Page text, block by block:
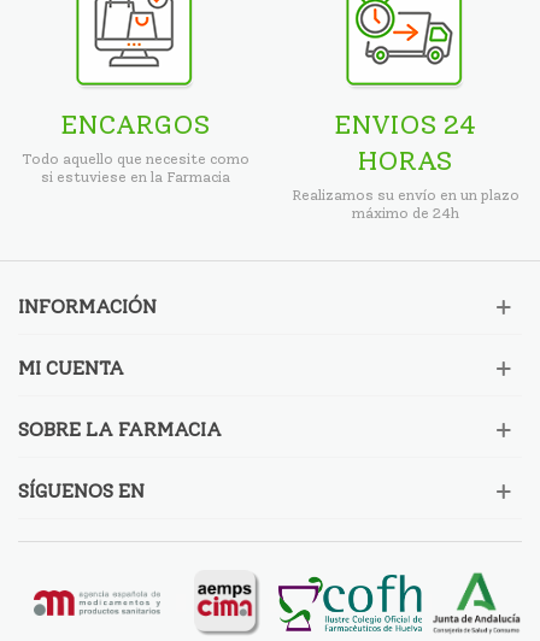
ENCARGOS
Todo aquello que necesite como
si estuviese en la Farmacia
ENVIOS 24
HORAS
Realizamos su envío en un plazo
máximo de 24h
INFORMACIÓN
MI CUENTA
SOBRE LA FARMACIA
SÍGUENOS EN